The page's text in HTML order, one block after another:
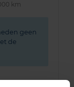
km
geen
de